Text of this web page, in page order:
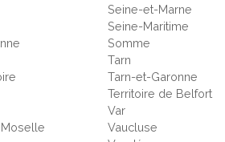
Seine-et-Marne
Seine-Maritime
Somme
Tarn
Tarn-et-Garonne
Territoire de Belfort
Var
Vaucluse